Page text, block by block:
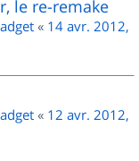
le re-remake
« 14 avr. 2012,
« 12 avr. 2012,